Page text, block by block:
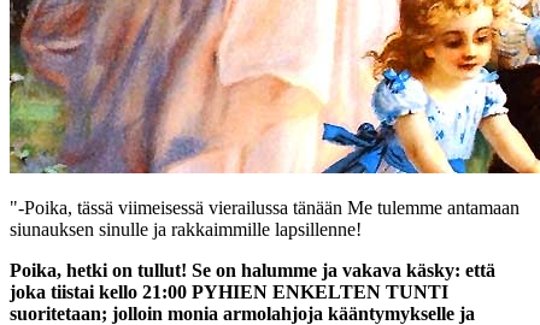
"-Poika, tässä viimeisessä vierailussa tänään Me tulemme antamaan
siunauksen sinulle ja rakkaimmille lapsillenne!
Poika, hetki on tullut! Se on halumme ja vakava käsky: että
joka tiistai kello 21:00 PYHIEN ENKELTEN TUNTI
suoritetaan; jolloin monia armolahjoja kääntymykselle ja